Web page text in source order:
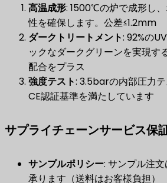
高温成形​: 1500℃の炉で成形し
性を確保します。公差≤1.2mm
ダークトリートメント​: 92%の
ックなダークグリーンを実現す
配合をプラス
強度テスト​: 3.5barの内部圧力テ
CE認証基準を満たしています
サプライチェーンサービス保
サンプルポリシー​: サンプル注
承ります（送料はお客様負担）